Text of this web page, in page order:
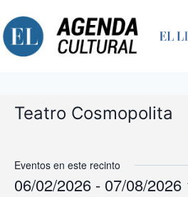
al
contenido
Teatro Cosmopolita
Eventos en este recinto
06/02/2026 - 07/08/2026